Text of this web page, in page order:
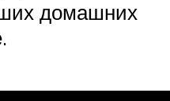
домашних